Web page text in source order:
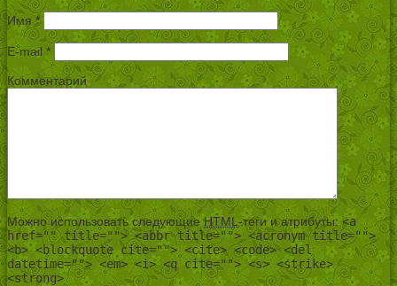
Имя *
E-mail *
Комментарий
Можно использовать следующиеHTML -теги и атрибуты:<a
href="" title=""> <abbr title=""> <acronym title="">
<b> <blockquote cite=""> <cite> <code> <del
datetime=""> <em> <i> <q cite=""> <s> <strike>
<strong>